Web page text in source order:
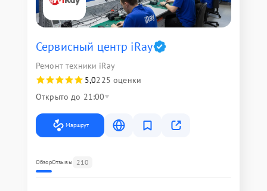
Сервисный центр iRay
Ремонт техники iRay
5,0225 оценки
Открыто до 21:00
Маршрут
ОбзорОтзывы 210